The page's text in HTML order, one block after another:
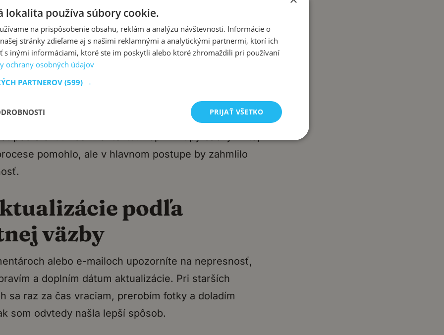
sa do kuchyne.
s presnými
so slovenskými mierami (gramy, decilitre,
polievkové lyžice). Postup je popísaný krok za krokom,
pomohlo, ale v hlavnom postupe by zahmlilo
podľa
väzby
alebo e-mailoch upozorníte na nepresnosť,
a doplním dátum aktualizácie. Pri starších
sa raz za čas vraciam, prerobím fotky a doladím
som odvtedy našla lepší spôsob.
lokalita používa súbory cookie.
na prispôsobenie obsahu, reklám a analýzu návštevnosti. Informácie o
stránky zdieľame aj s našimi reklamnými a analytickými partnermi, ktorí ich
s inými informáciami, ktoré ste im poskytli alebo ktoré zhromaždili pri používaní
ochrany osobných údajov
PARTNEROV(599) →
PRIJAŤ VŠETKO